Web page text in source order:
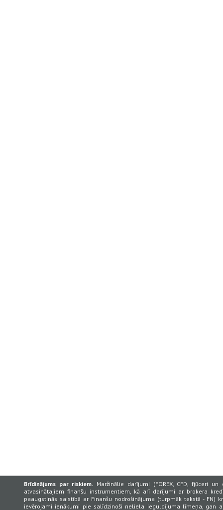
Brīdinājums par riskiem. Maržinālie darījumi (FOREX, CFD, fjūceri
atvasinātajiem finanšu instrumentiem, kā arī darījumi ar brokera
paaugstinās saistībā ar Finanšu nodrošinājuma (turpmāk tekstā -
ievērojami ienākumi pie salīdzinoši neliela ieguldījuma līmeņa, gan